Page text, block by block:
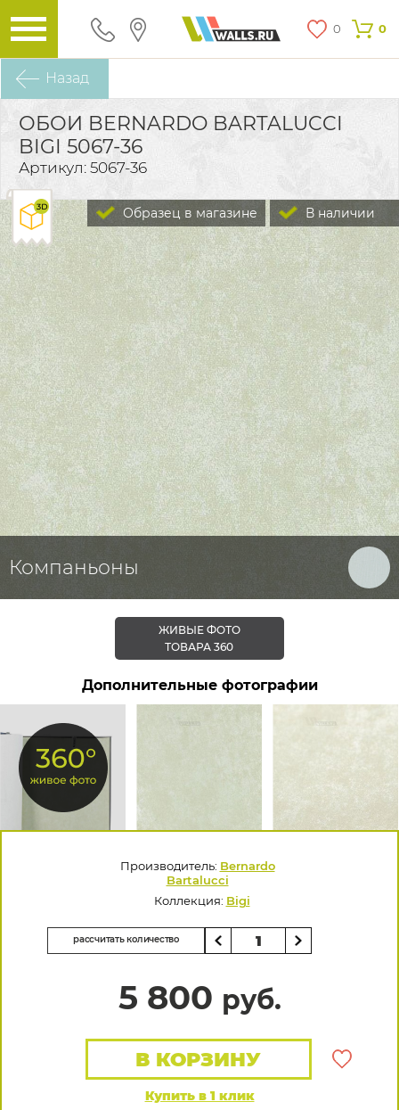
0 0
Назад
ОБОИ BERNARDO BARTALUCCI
BIGI 5067-36
Артикул: 5067-36
В наличии
Образец в магазине
Компаньоны
ЖИВЫЕ ФОТО
ТОВАРА 360
Дополнительные фотографии
Производитель: Bernardo
Bartalucci
Коллекция: Bigi
рассчитать количество
5 800 руб.
Купить в 1 клик
В КОРЗИНУ